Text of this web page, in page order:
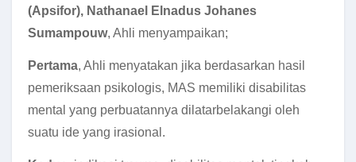
(Apsifor), Nathanael Elnadus Johanes
Sumampouw, Ahli menyampaikan;
Pertama, Ahli menyatakan jika berdasarkan hasil
pemeriksaan psikologis, MAS memiliki disabilitas
mental yang perbuatannya dilatarbelakangi oleh
suatu ide yang irasional.